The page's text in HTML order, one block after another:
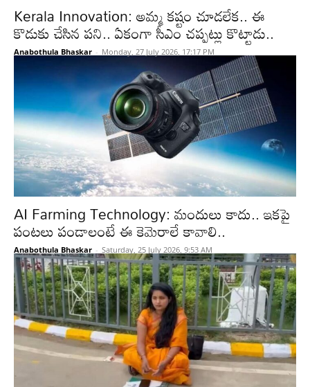
Kerala Innovation: అమ్మ కష్టం చూడలేక.. ఈ
కొడుకు చేసిన పని.. ఏకంగా సీఎం చప్పట్లు కొట్టాడు..
Anabothula Bhaskar - Monday, 27 July 2026, 17:17 PM
AI Farming Technology: మందులు కాదు.. ఇకపై
పంటలు పండాలంటే ఈ కెమెరాలే కావాలి..
Anabothula Bhaskar - Saturday, 25 July 2026, 9:53 AM